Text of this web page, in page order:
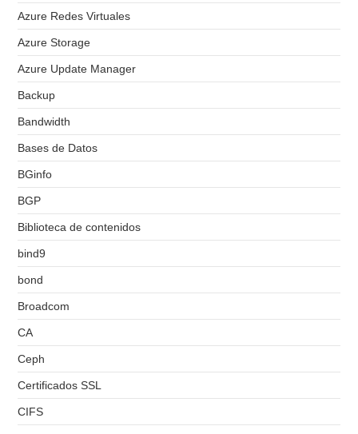
Azure Redes Virtuales
Azure Storage
Azure Update Manager
Backup
Bandwidth
Bases de Datos
BGinfo
BGP
Biblioteca de contenidos
bind9
bond
Broadcom
CA
Ceph
Certificados SSL
CIFS